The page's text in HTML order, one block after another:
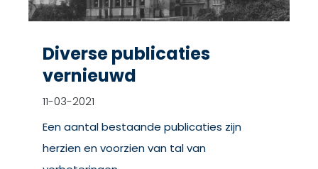
Diverse publicaties
vernieuwd
11-03-2021
Een aantal bestaande publicaties zijn
herzien en voorzien van tal van